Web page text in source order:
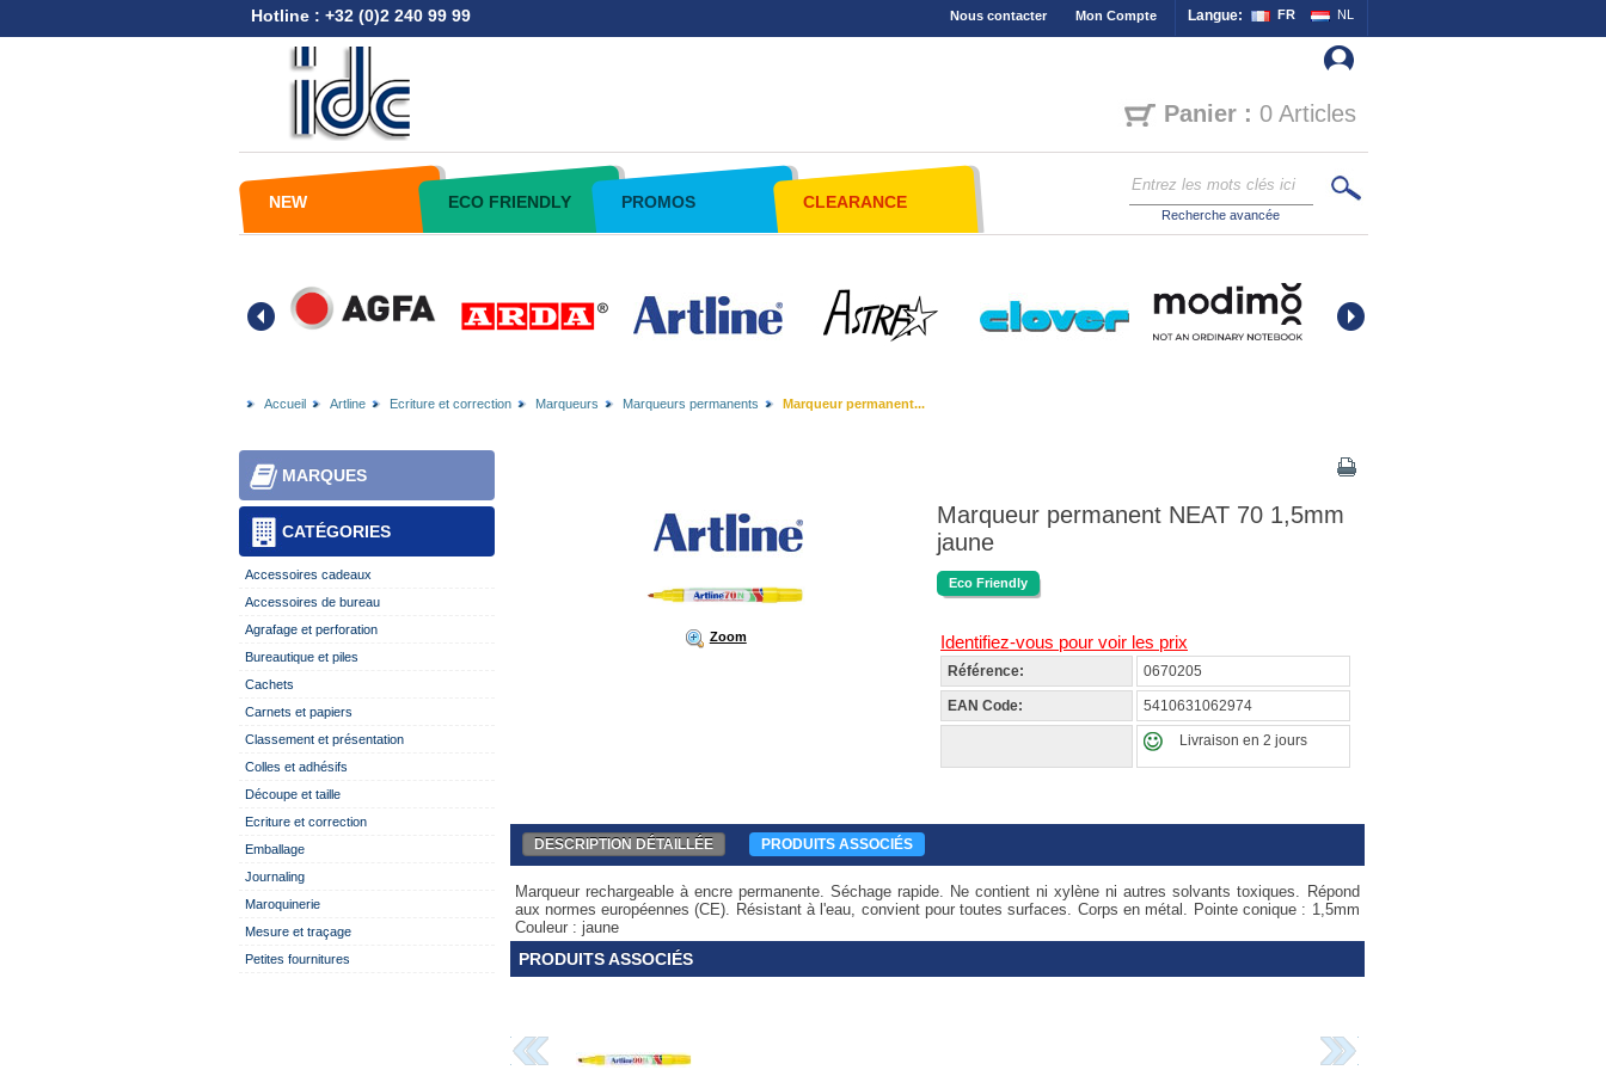
Hotline : +32 (0)2 240 99 99 Langue: FR NL
Nous contacter Mon Compte
Panier : 0 Articles
NEW ECO FRIENDLY PROMOS CLEARANCE
Recherche avancée
Accueil Artline Ecriture et correction Marqueurs Marqueurs permanents Marqueur permanent...
CATÉGORIES
MARQUES
Accessoires cadeaux
Accessoires de bureau
Agrafage et perforation
Bureautique et piles
Cachets
Carnets et papiers
Classement et présentation
Colles et adhésifs
Découpe et taille
Ecriture et correction
Emballage
Journaling
Maroquinerie
Mesure et traçage
Petites fournitures
Zoom
Marqueur permanent NEAT 70 1,5mm
jaune
Eco Friendly
Identifiez-vous pour voir les prix
Référence: 0670205
EAN Code: 5410631062974
Livraison en 2 jours
DESCRIPTION DÉTAILLÉE PRODUITS ASSOCIÉS
Marqueur rechargeable à encre permanente. Séchage rapide. Ne contient ni xylène ni autres solvants toxiques. Répond
aux normes européennes (CE). Résistant à l'eau, convient pour toutes surfaces. Corps en métal. Pointe conique : 1,5mm
Couleur : jaune
PRODUITS ASSOCIÉS